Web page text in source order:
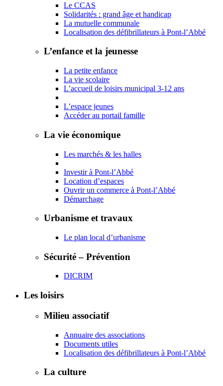
Le CCAS
Solidarités : grand âge et handicap
La mutuelle communale
Localisation des défibrillateurs à Pont-l’Abbé
L’enfance et la jeunesse
La petite enfance
La vie scolaire
L’accueil de loisirs municipal 3-12 ans
L’espace jeunes
Accéder au portail famille
La vie économique
Les marchés & les halles
Investir à Pont-l’Abbé
Location d’espaces
Ouvrir un commerce à Pont-l’Abbé
Démarchage
Urbanisme et travaux
Le plan local d’urbanisme
Sécurité – Prévention
DICRIM
Les loisirs
Milieu associatif
Annuaire des associations
Documents utiles
Localisation des défibrillateurs à Pont-l’Abbé
La culture